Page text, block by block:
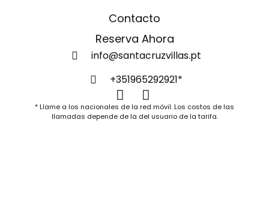
Contacto
Reserva Ahora
info@santacruzvillas.pt
+351965292921*
* Llame a los nacionales de la red móvil. Los costos de las
llamadas depende de la del usuario de la tarifa.